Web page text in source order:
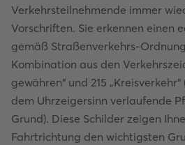
Verkehrsteilnehmende immer
Vorschriften. Sie erkennen einen
gemäß Straßenverkehrs-
Kombination aus den
gewähren“ und 215
dem Uhrzeigersinn verlaufende
Grund). Diese Schilder zeigen
Fahrtrichtung den wichtigsten